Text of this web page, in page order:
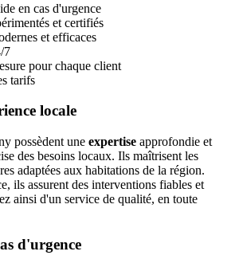
en cas d'urgence
et certifiés
et efficaces
7
pour chaque client
tarifs
locale
possèdent une expertise approfondie et
des besoins locaux. Ils maîtrisent les
adaptées aux habitations de la région.
ils assurent des interventions fiables et
ainsi d'un service de qualité, en toute
d'urgence